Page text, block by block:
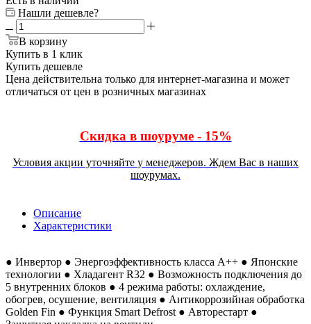
Нашли дешевле?
В корзину
Купить в 1 клик
Купить дешевле
Цена действительна только для интернет-магазина и может
отличаться от цен в розничных магазинах
Скидка в шоуруме - 15%
Условия акции уточняйте у менеджеров. Ждем Вас в наших
шоурумах.
Описание
Характеристики
● Инвертор ● Энергоэффективность класса А++ ● Японские
технологии ● Хладагент R32 ● Возможность подключения до
5 внутренних блоков ● 4 режима работы: охлаждение,
обогрев, осушение, вентиляция ● Антикоррозийная обработка
Golden Fin ● Функция Smart Defrost ● Авторестарт ●